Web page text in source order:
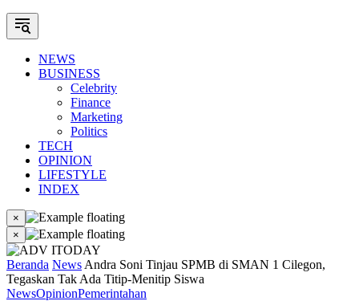
NEWS
BUSINESS
Celebrity
Finance
Marketing
Politics
TECH
OPINION
LIFESTYLE
INDEX
×
×
Beranda News Andra Soni Tinjau SPMB di SMAN 1 Cilegon,
Tegaskan Tak Ada Titip-Menitip Siswa
NewsOpinionPemerintahan